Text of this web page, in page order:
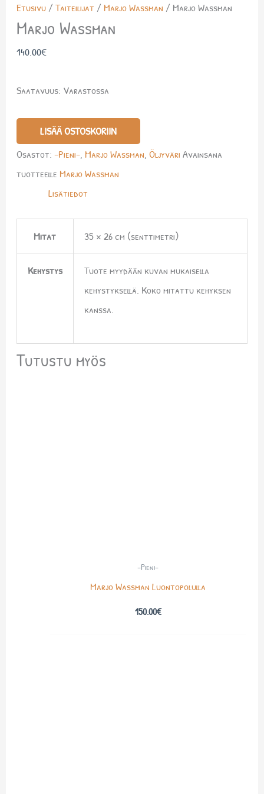
Etusivu/ Taiteilijat / Marjo Wassman / Marjo Wassman
Marjo Wassman
140.00€
Saatavuus: Varastossa
LISÄÄ OSTOSKORIIN
Osastot: -Pieni-, Marjo Wassman, Öljyväri Avainsana
tuotteelle Marjo Wassman
Lisätiedot
Mitat 35 × 26 cm (senttimetri)
Kehystys
Tuote myydään kuvan mukaisella
kehystyksellä. Koko mitattu kehyksen
kanssa.
Tutustu myös
-Pieni-
Marjo Wassman Luontopolulla
150.00€